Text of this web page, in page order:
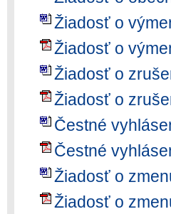
Žiadosť o
Žiadosť o
Žiadosť o
Žiadosť o
Čestné
Čestné
Žiadosť o
Žiadosť o